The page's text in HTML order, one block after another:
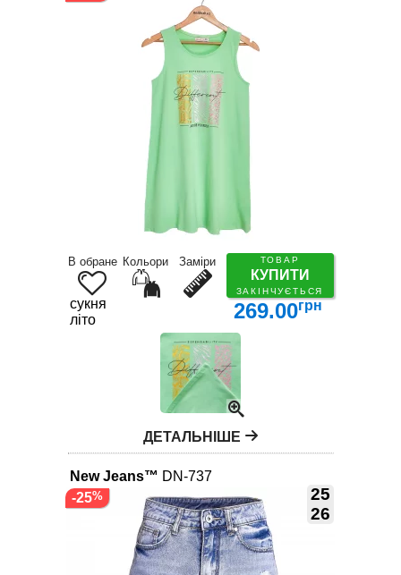
В обране Кольори Заміри ТОВАР
КУПИТИ
ЗАКІНЧУЄТЬСЯ
сукня
літо
269.00грн
ДЕТАЛЬНІШЕ
New Jeans™ DN-737
25
26
-25